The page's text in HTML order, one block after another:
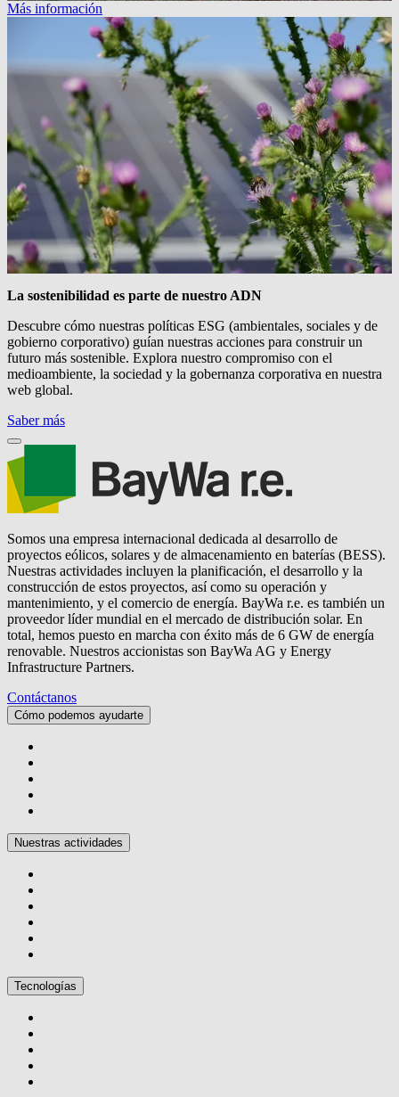
Más información
La sostenibilidad es parte de nuestro ADN
Descubre cómo nuestras políticas ESG (ambientales, sociales y de
gobierno corporativo) guían nuestras acciones para construir un
futuro más sostenible. Explora nuestro compromiso con el
medioambiente, la sociedad y la gobernanza corporativa en nuestra
web global.
Saber más
Somos una empresa internacional dedicada al desarrollo de
proyectos eólicos, solares y de almacenamiento en baterías (BESS).
Nuestras actividades incluyen la planificación, el desarrollo y la
construcción de estos proyectos, así como su operación y
mantenimiento, y el comercio de energía. BayWa r.e. es también un
proveedor líder mundial en el mercado de distribución solar. En
total, hemos puesto en marcha con éxito más de 6 GW de energía
renovable. Nuestros accionistas son BayWa AG y Energy
Infrastructure Partners.
Contáctanos
Cómo podemos ayudarte
Nuestras actividades
Tecnologías